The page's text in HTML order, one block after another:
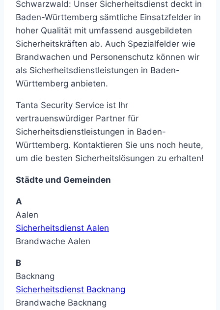
Schwarzwald: Unser Sicherheitsdienst deckt in
Baden-Württemberg sämtliche Einsatzfelder in
hoher Qualität mit umfassend ausgebildeten
Sicherheitskräften ab. Auch Spezialfelder wie
Brandwachen und Personenschutz können wir
als Sicherheitsdienstleistungen in Baden-
Württemberg anbieten.
Tanta Security Service ist Ihr
vertrauenswürdiger Partner für
Sicherheitsdienstleistungen in Baden-
Württemberg. Kontaktieren Sie uns noch heute,
um die besten Sicherheitslösungen zu erhalten!
Städte und Gemeinden
A
Aalen
Sicherheitsdienst Aalen
Brandwache Aalen
B
Backnang
Sicherheitsdienst Backnang
Brandwache Backnang